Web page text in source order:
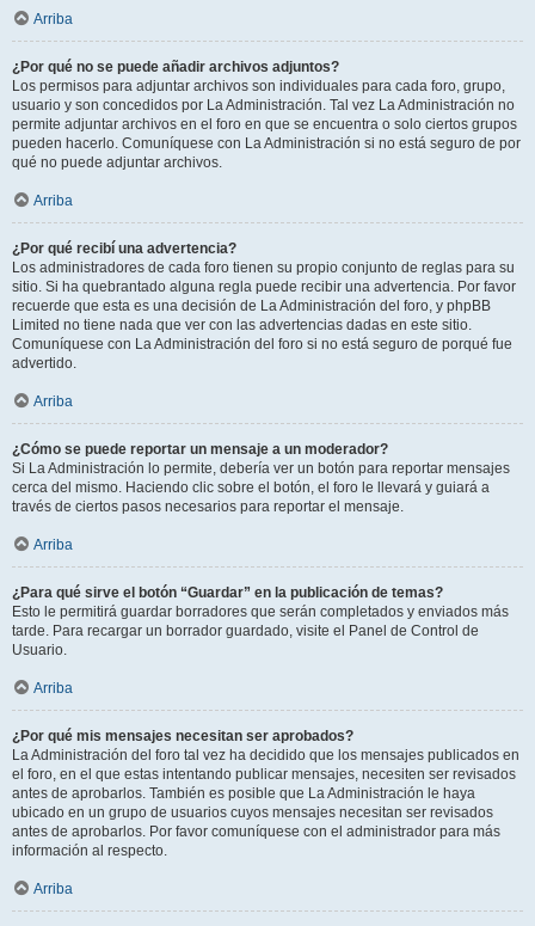
Arriba
¿Por qué no se puede añadir archivos adjuntos?
Los permisos para adjuntar archivos son individuales para cada foro, grupo,
usuario y son concedidos por La Administración. Tal vez La Administración no
permite adjuntar archivos en el foro en que se encuentra o solo ciertos grupos
pueden hacerlo. Comuníquese con La Administración si no está seguro de por
qué no puede adjuntar archivos.
Arriba
¿Por qué recibí una advertencia?
Los administradores de cada foro tienen su propio conjunto de reglas para su
sitio. Si ha quebrantado alguna regla puede recibir una advertencia. Por favor
recuerde que esta es una decisión de La Administración del foro, y phpBB
Limited no tiene nada que ver con las advertencias dadas en este sitio.
Comuníquese con La Administración del foro si no está seguro de porqué fue
advertido.
Arriba
¿Cómo se puede reportar un mensaje a un moderador?
Si La Administración lo permite, debería ver un botón para reportar mensajes
cerca del mismo. Haciendo clic sobre el botón, el foro le llevará y guiará a
través de ciertos pasos necesarios para reportar el mensaje.
Arriba
¿Para qué sirve el botón “Guardar” en la publicación de temas?
Esto le permitirá guardar borradores que serán completados y enviados más
tarde. Para recargar un borrador guardado, visite el Panel de Control de
Usuario.
Arriba
¿Por qué mis mensajes necesitan ser aprobados?
La Administración del foro tal vez ha decidido que los mensajes publicados en
el foro, en el que estas intentando publicar mensajes, necesiten ser revisados
antes de aprobarlos. También es posible que La Administración le haya
ubicado en un grupo de usuarios cuyos mensajes necesitan ser revisados
antes de aprobarlos. Por favor comuníquese con el administrador para más
información al respecto.
Arriba